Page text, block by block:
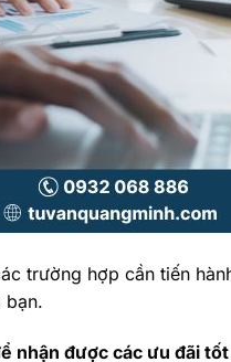
trường hợp cần tiến
bạn.
nhận được các ưu đãi